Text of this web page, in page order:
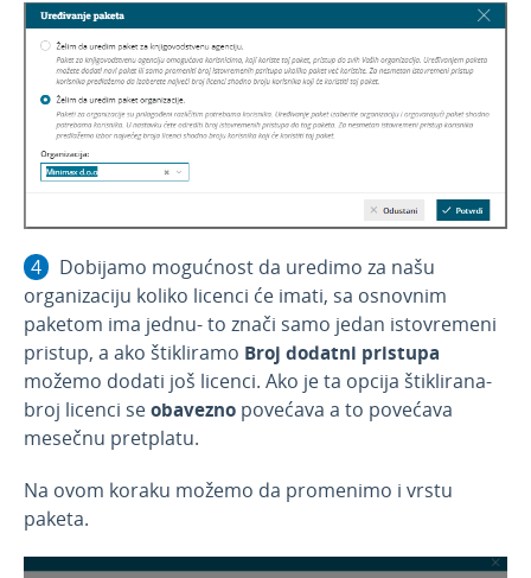
Dobijamo mogućnost da uredimo za našu
organizaciju koliko licenci će imati, sa osnovnim
paketom ima jednu- to znači samo jedan istovremeni
pristup, a ako štikliramo Broj dodatni pristupa
možemo dodati još licenci. Ako je ta opcija štiklirana-
broj licenci seobavezno povećava a to povećava
mesečnu pretplatu.
Na ovom koraku možemo da promenimo i vrstu
paketa.